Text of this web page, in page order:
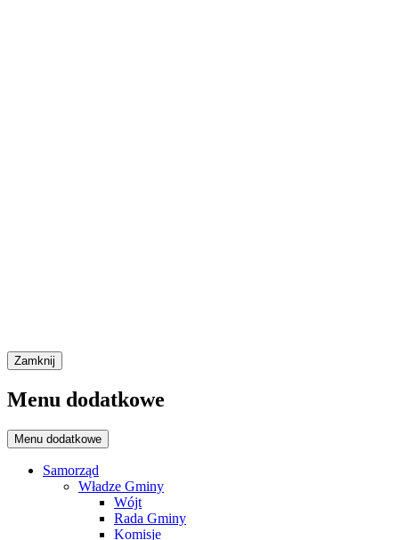
Zamknij
Menu dodatkowe
Menu dodatkowe
Samorząd
Władze Gminy
Wójt
Rada Gminy
Komisje